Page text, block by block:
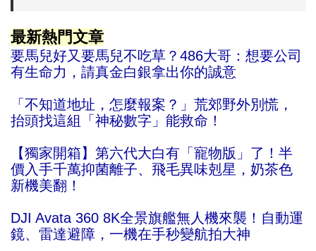
最新熱門文章
要馬兒好又要馬兒不吃草？486大哥：想要公司
有生命力，請真金白銀拿出你的誠意
「不知道地址，怎麼報案？」荒郊野外別慌，
抬頭找這組「神秘數字」能救命！
【獨家開箱】第六代大白有「寵物版」了！半
價入手千萬抑菌離子、飛毛異味剋星，奶茶色
新機美翻！
DJI Avata 360 8K全景旗艦無人機來襲！自動運
鏡、雷達避障，一機在手秒變航拍大神